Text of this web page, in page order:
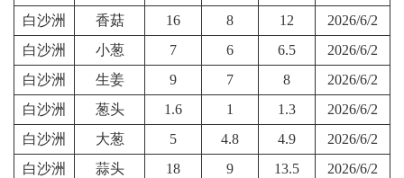
白沙洲
香菇 16 8 12
2026/6/2
白沙洲
小葱 7 6 6.5
2026/6/2
白沙洲
生姜 9 7 8
2026/6/2
白沙洲
葱头 1.6 1 1.3
2026/6/2
白沙洲
大葱 5 4.8 4.9
2026/6/2
白沙洲
蒜头 18 9 13.5
2026/6/2